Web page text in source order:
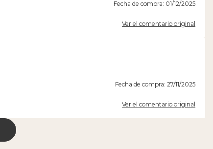
Fecha de compra: 01/12/2025
Ver el comentario original
Fecha de compra: 27/11/2025
Ver el comentario original